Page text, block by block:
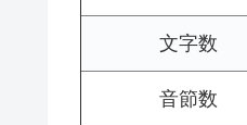
文字数
音節数